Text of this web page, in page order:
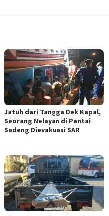
Jatuh dari Tangga Dek Kapal,
Seorang Nelayan di Pantai
Sadeng Dievakuasi SAR